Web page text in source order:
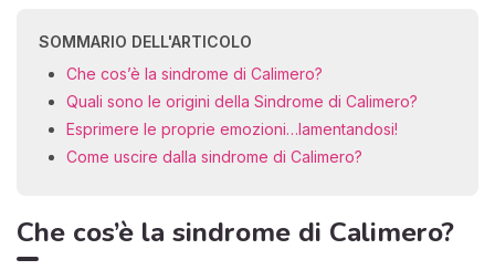
SOMMARIO DELL'ARTICOLO
Che cos’è la sindrome di Calimero?
Quali sono le origini della Sindrome di Calimero?
Esprimere le proprie emozioni…lamentandosi!
Come uscire dalla sindrome di Calimero?
Che cos’è la sindrome di Calimero?